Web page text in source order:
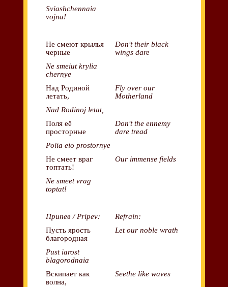
Sviashchennaia
vojna!
Не смеют крылья
черные
Don't their black
wings dare
Ne smeiut krylia
chernye
Над Родиной
летать,
Fly over our
Motherland
Nad Rodinoj letat,
Поля её
просторные
Don't the ennemy
dare tread
Polia eio prostornye
Не смеет враг
топтать!
Our immense fields
Ne smeet vrag
toptat!
Припев / Pripev:
Refrain:
Пусть ярость
благородная
Let our noble wrath
Pust iarost
blagorodnaia
Вскипает как
волна,
Seethe like waves